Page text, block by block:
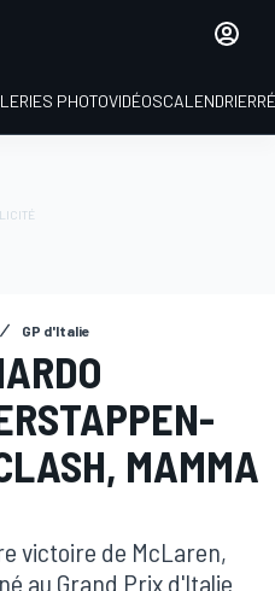
PHOTOVIDÉOSCALENDRIER
GP d'Italie
MAMMA
victoire de McLaren,
au Grand Prix d'Italie